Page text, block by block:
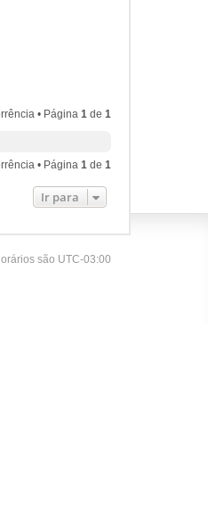
• Página 1 de 1
• Página 1 de 1
Ir para
são UTC-03:00